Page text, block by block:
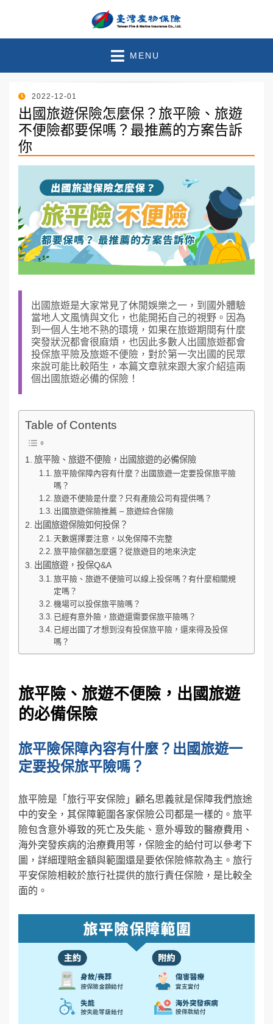
臺灣產物保險 – 官方部落
格
珍惜此刻●守護未來
MENU
POSTED
ON
2022-12-01
出國旅遊保險怎麼保？旅平險、旅遊
不便險都要保嗎？最推薦的方案告訴
你
出國旅遊是大家常見了休閒娛樂之一，到國外體驗
當地人文風情與文化，也能開拓自己的視野。因為
到一個人生地不熟的環境，如果在旅遊期間有什麼
突發狀況都會很麻煩，也因此多數人出國旅遊都會
投保旅平險及旅遊不便險，對於第一次出國的民眾
來說可能比較陌生，本篇文章就來跟大家介紹這兩
個出國旅遊必備的保險！
Table of Contents
旅平險、旅遊不便險，出國旅遊的必備保險
旅平險保障內容有什麼？出國旅遊一定要投保旅平險
嗎？
旅遊不便險是什麼？只有產險公司有提供嗎？
出國旅遊保險推薦 – 旅遊綜合保險
出國旅遊保險如何投保？
天數選擇要注意，以免保障不完整
旅平險保額怎麼選？從旅遊目的地來決定
出國旅遊，投保Q&A
旅平險、旅遊不便險可以線上投保嗎？有什麼相關規
定嗎？
機場可以投保旅平險嗎？
已經有意外險，旅遊還需要保旅平險嗎？
已經出國了才想到沒有投保旅平險，還來得及投保
嗎？
旅平險、旅遊不便險，出國旅遊
的必備保險
旅平險保障內容有什麼？出國旅遊一
定要投保旅平險嗎？
旅平險是「旅行平安保險」顧名思義就是保障我們旅途
中的安全，其保障範圍各家保險公司都是一樣的。旅平
險包含意外導致的死亡及失能、意外導致的醫療費用、
海外突發疾病的治療費用等，保險金的給付可以參考下
圖，詳細理賠金額與範圍還是要依保險條款為主。旅行
平安保險相較於旅行社提供的旅行責任保險，是比較全
面的。